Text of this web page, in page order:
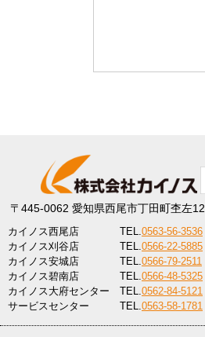
〒445-0062 愛知県西尾市丁田町杢左
カイノス西尾店 TEL.0563-56-3536
カイノス刈谷店
TEL.0566-22-5885
カイノス安城店
TEL.0566-79-2511
カイノス碧南店
TEL.0566-48-5325
カイノス大府センター
TEL.0562-84-5121
サービスセンター
TEL.0563-58-1781